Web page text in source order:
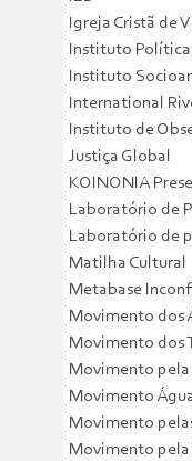
Igreja Cristã de
Instituto
Instituto
International
Instituto de
Justiça Global
KOINONIA
Laboratório de
Laboratório de
Matilha Cultural
Metabase
Movimento dos
Movimento dos
Movimento
Movimento
Movimento
Movimento pela